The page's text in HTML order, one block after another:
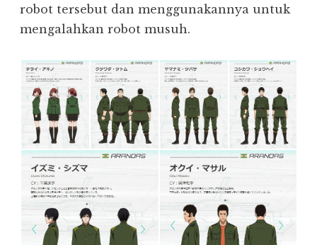
robot tersebut dan menggunakannya untuk
mengalahkan robot musuh.